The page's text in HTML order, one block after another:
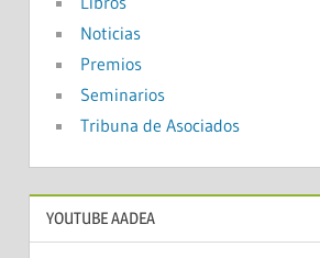
Noticias
Premios
Seminarios
Tribuna de Asociados
YOUTUBE AADEA